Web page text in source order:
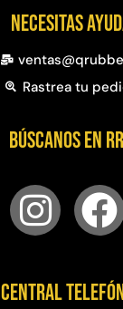
Necesitas
Rastrea tu
Búscanos en
Central